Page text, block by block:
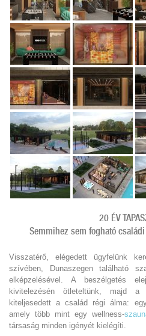
20 ÉV
Semmihez sem fogható
Visszatérő, elégedett ügyfelünk
szívében, Dunaszegen található
elképzelésével. A beszélgetés
kivitelezésén ötleteltünk, majd
kiteljesedett a család régi álma:
amely több mint egy wellness-
társaság minden igényét kielégíti.